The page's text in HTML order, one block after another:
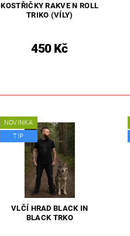
KOSTŘIČKY RAKVE N ROLL
TRIKO (VÍLY)
450 Kč
NOVINKA
TIP
VLČÍ HRAD BLACK IN
BLACK TRKO